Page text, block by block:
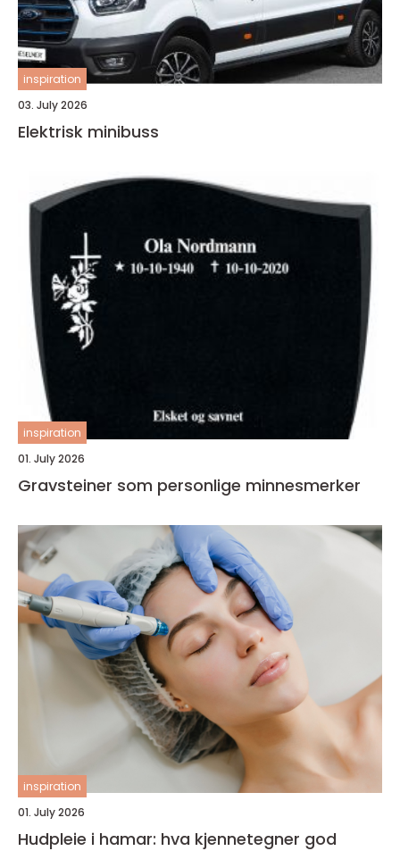
inspiration
03. July 2026
Elektrisk minibuss
inspiration
01. July 2026
Gravsteiner som personlige minnesmerker
inspiration
01. July 2026
Hudpleie i hamar: hva kjennetegner god